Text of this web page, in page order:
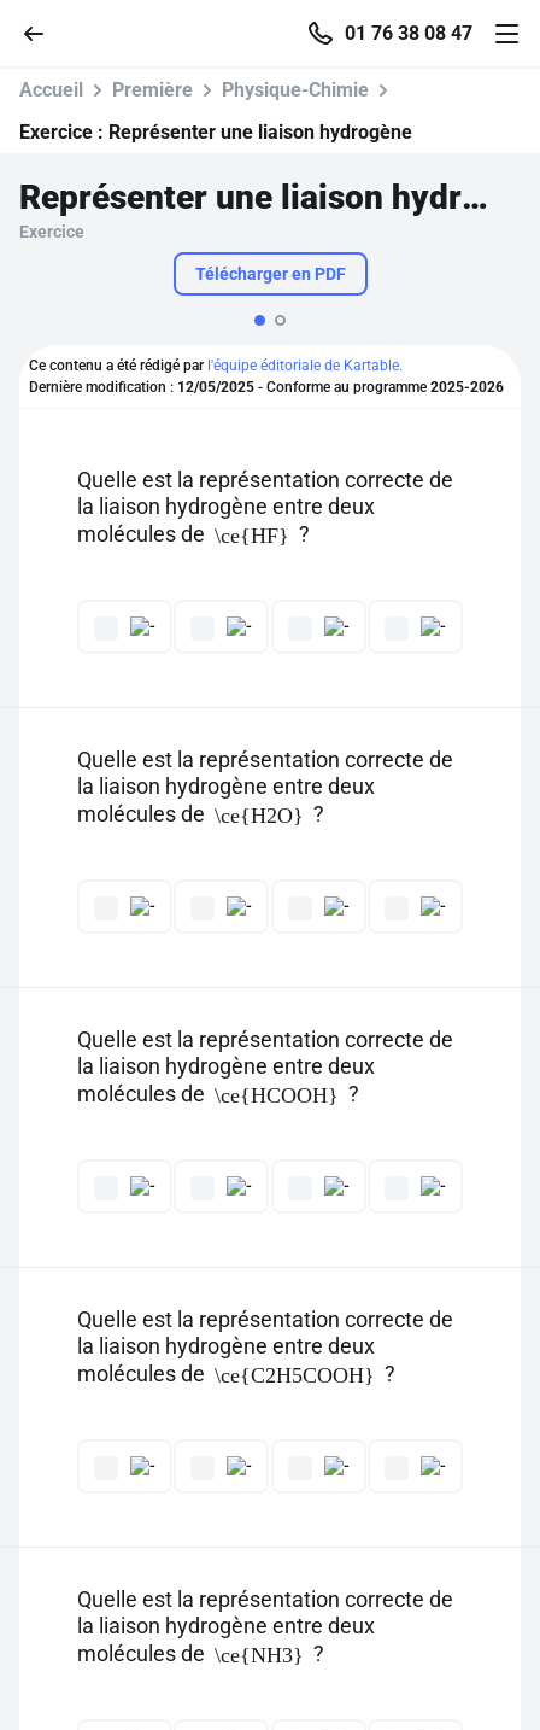
01 76 38 08 47
Accueil
Se connecter
S'inscrire gratuitement
Pour profiter de 10 contenus offerts.
Accueil Première
Physique-Chimie
Exercice : Représenter une liaison hydrogène
Représenter une liaison hydrogène
Exercice
Télécharger en PDF
Ce contenu a été rédigé par l'équipe éditoriale de Kartable.
Dernière modification : 12/05/2025 - Conforme au programme 2025-2026
Quelle est la représentation correcte de
la liaison hydrogène entre deux
molécules de \ce{HF} ?
Quelle est la représentation correcte de
la liaison hydrogène entre deux
molécules de \ce{H2O} ?
Quelle est la représentation correcte de
la liaison hydrogène entre deux
molécules de \ce{HCOOH} ?
Quelle est la représentation correcte de
la liaison hydrogène entre deux
molécules de \ce{C2H5COOH} ?
Quelle est la représentation correcte de
la liaison hydrogène entre deux
molécules de \ce{NH3} ?